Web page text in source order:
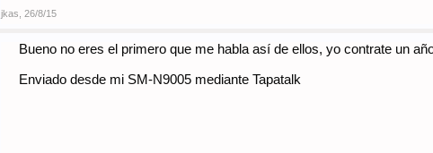
jkas 26/8/15
Bueno no eres el primero que me habla así de ellos, yo contrate un
Enviado desde mi SM-N9005 mediante Tapatalk